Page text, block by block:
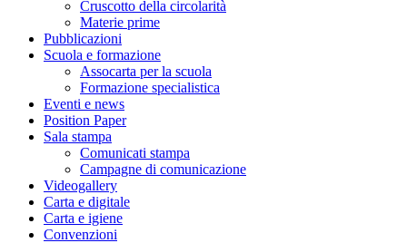
Cruscotto della circolarità
Materie prime
Pubblicazioni
Scuola e formazione
Assocarta per la scuola
Formazione specialistica
Eventi e news
Position Paper
Sala stampa
Comunicati stampa
Campagne di comunicazione
Videogallery
Carta e digitale
Carta e igiene
Convenzioni